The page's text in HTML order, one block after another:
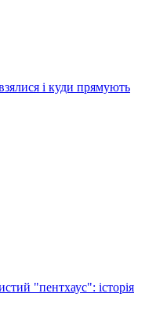
і куди прямують
"пентхаус": історія